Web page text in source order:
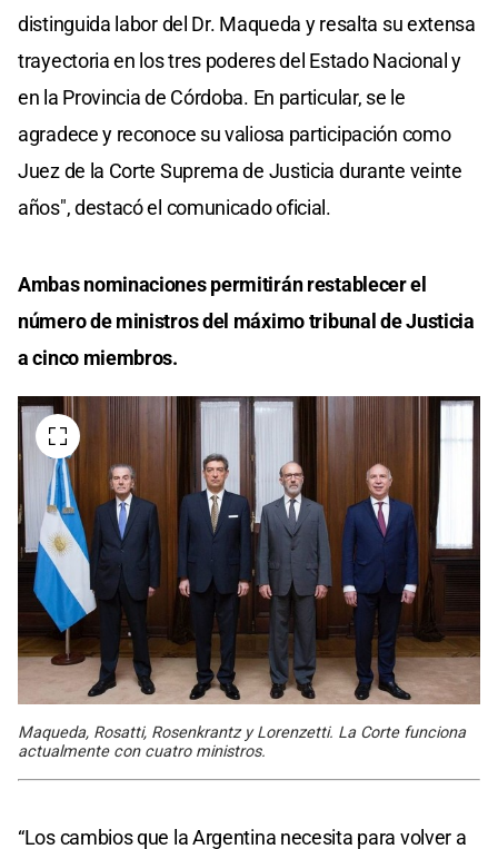
distinguida labor del Dr. Maqueda y resalta su extensa
trayectoria en los tres poderes del Estado Nacional y
en la Provincia de Córdoba. En particular, se le
agradece y reconoce su valiosa participación como
Juez de la Corte Suprema de Justicia durante veinte
años", destacó el comunicado oficial.
Ambas nominaciones permitirán restablecer el
número de ministros del máximo tribunal de Justicia
a cinco miembros.
Maqueda, Rosatti, Rosenkrantz y Lorenzetti. La Corte funciona
actualmente con cuatro ministros.
“Los cambios que la Argentina necesita para volver a